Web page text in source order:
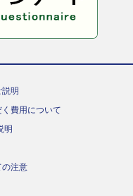
明
費用について
明
の注意